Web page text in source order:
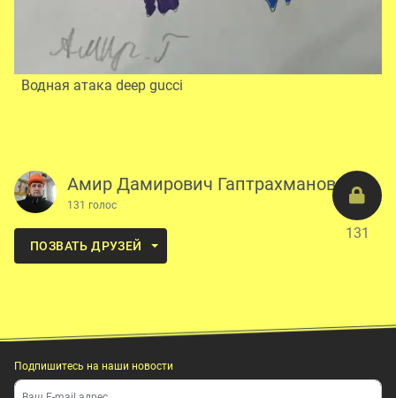
Водная атака deep gucci
131
Амир Дамирович Гаптрахманов
131 голос
ПОЗВАТЬ ДРУЗЕЙ
Подпишитесь на наши новости